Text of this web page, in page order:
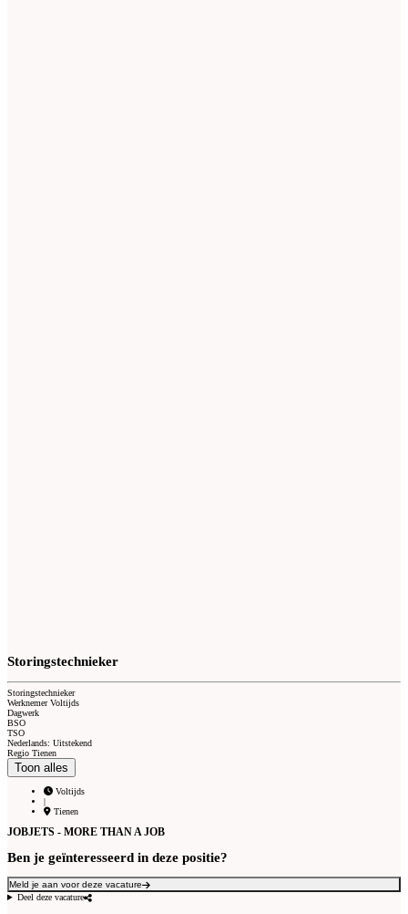
Storingstechnieker
Storingstechnieker
Werknemer Voltijds
Dagwerk
BSO
TSO
Nederlands: Uitstekend
Regio Tienen
Toon alles
Voltijds
|
Tienen
JOBJETS - MORE THAN A JOB
Ben je geïnteresseerd in deze positie?
Meld je aan voor deze vacature
Deel deze vacature